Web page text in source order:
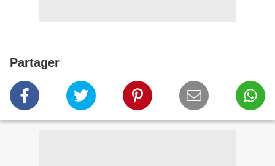
Partager